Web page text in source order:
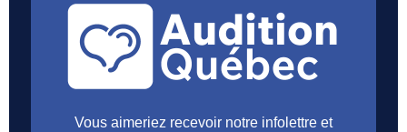
Vous aimeriez recevoir notre infolettre et